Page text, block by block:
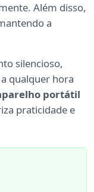
Além disso,
a
silencioso,
qualquer hora
portátil
praticidade e